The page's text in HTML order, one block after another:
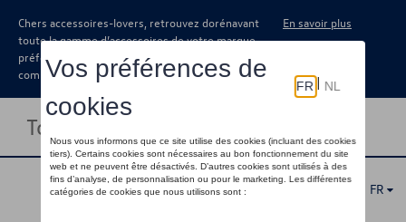
Chers accessoires-lovers, retrouvez dorénavant
toute la gamme d’accessoires de votre marque
préférée sous forme de catalogue à
commander auprès de votre concessionaire.
En savoir plus
Toggle navigation
FR